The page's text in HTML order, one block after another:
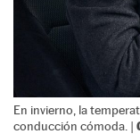
En invierno, la
conducción cómoda. |